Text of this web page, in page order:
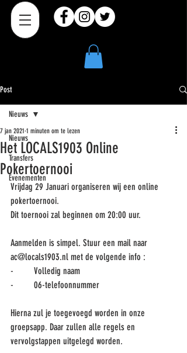
Post
Nieuws
Transfers
Evenementen
Nieuws
Het LOCALS1903 Online
Pokertoernooi
7 jan 2021 1 minuten om te lezen
Vrijdag 29 Januari organiseren wij een online
pokertoernooi.
Dit toernooi zal beginnen om 20:00 uur.
Aanmelden is simpel. Stuur een mail naar
ac@locals1903.nl met de volgende info :
-	Volledig naam
-	06-telefoonnummer
Hierna zul je toegevoegd worden in onze
groepsapp. Daar zullen alle regels en
vervolgstappen uitgelegd worden.